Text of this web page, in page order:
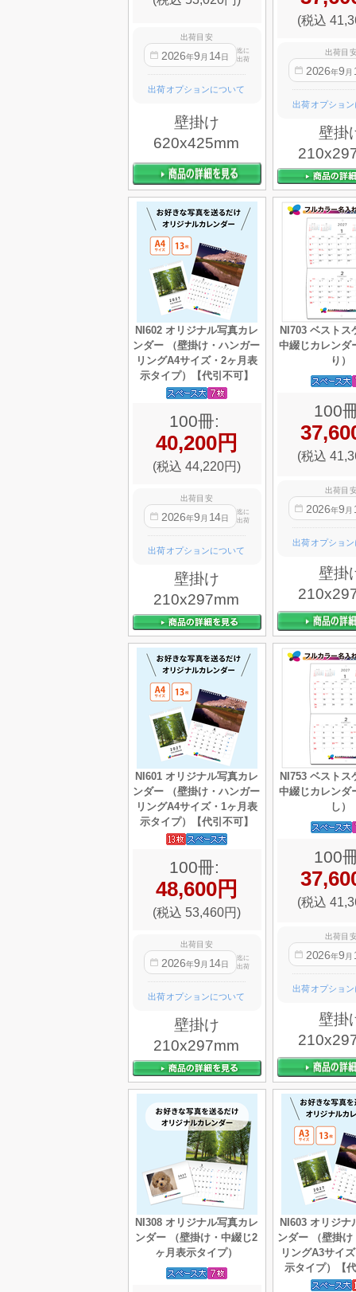
出荷目安
2026年9 月 14日
迄に
出荷
出荷オプションについて
壁掛け
620x425mm
(税込
出荷目
2026年9 月
出荷オプショ
壁掛
NI602 オリジナル写真カレ
ンダー （壁掛け・ハンガー
リングA4サイズ・2ヶ月表
示タイプ）【代引不可】
100冊:
40,200円
(税込 44,220円)
出荷目安
2026年9 月 14日
迄に
出荷
出荷オプションについて
壁掛け
210x297mm
NI703 ベストス
中綴じカレンダ
り）
100
(税込
出荷目
2026年9 月
出荷オプショ
壁掛
NI601 オリジナル写真カレ
ンダー （壁掛け・ハンガー
リングA4サイズ・1ヶ月表
示タイプ）【代引不可】
100冊:
48,600円
(税込 53,460円)
出荷目安
2026年9 月 14日
迄に
出荷
出荷オプションについて
壁掛け
210x297mm
NI753 ベストス
中綴じカレンダ
し）
100
(税込
出荷目
2026年9 月
出荷オプショ
壁掛
NI308 オリジナル写真カレ
ンダー （壁掛け・中綴じ2
ヶ月表示タイプ）
NI603 オリジナ
ンダー （壁掛
リングA3サイ
示タイプ）【